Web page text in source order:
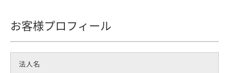
お客様プロフィール
法人名